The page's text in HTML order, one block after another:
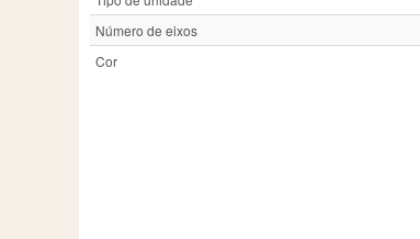
Número de eixos
Cor